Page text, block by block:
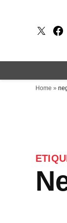
X
Home »